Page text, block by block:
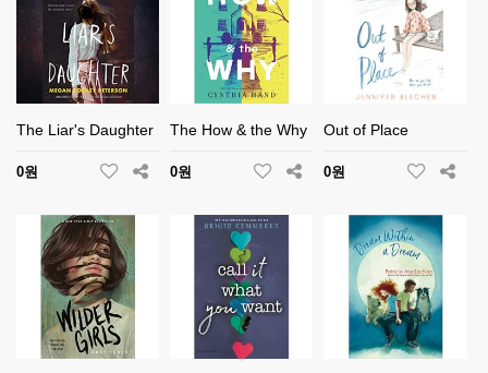
The Liar's Daughter
0원
The How & the Why
0원
Out of Place
0원